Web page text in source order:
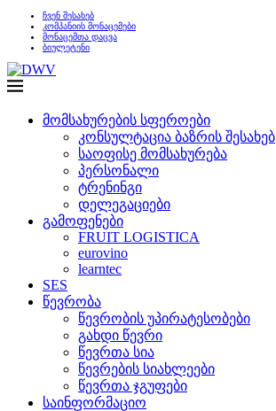
ჩვენ შესახებ
კომპანიის მონაცემები
მონაცემთა დაცვა
ბიულეტენი
მომსახურების სფეროები
კონსულტაცია ბაზრის შესახებ
საოფისე მომსახურება
პერსონალი
ტრენინგი
დელეგაციები
გამოფენები
FRUIT LOGISTICA
eurovino
learntec
SES
წევრობა
წევრობის უპირატესობები
გახდი წევრი
წევრთა სია
წევრების სიახლეები
წევრთა ჯგუფები
საინფორმაციო